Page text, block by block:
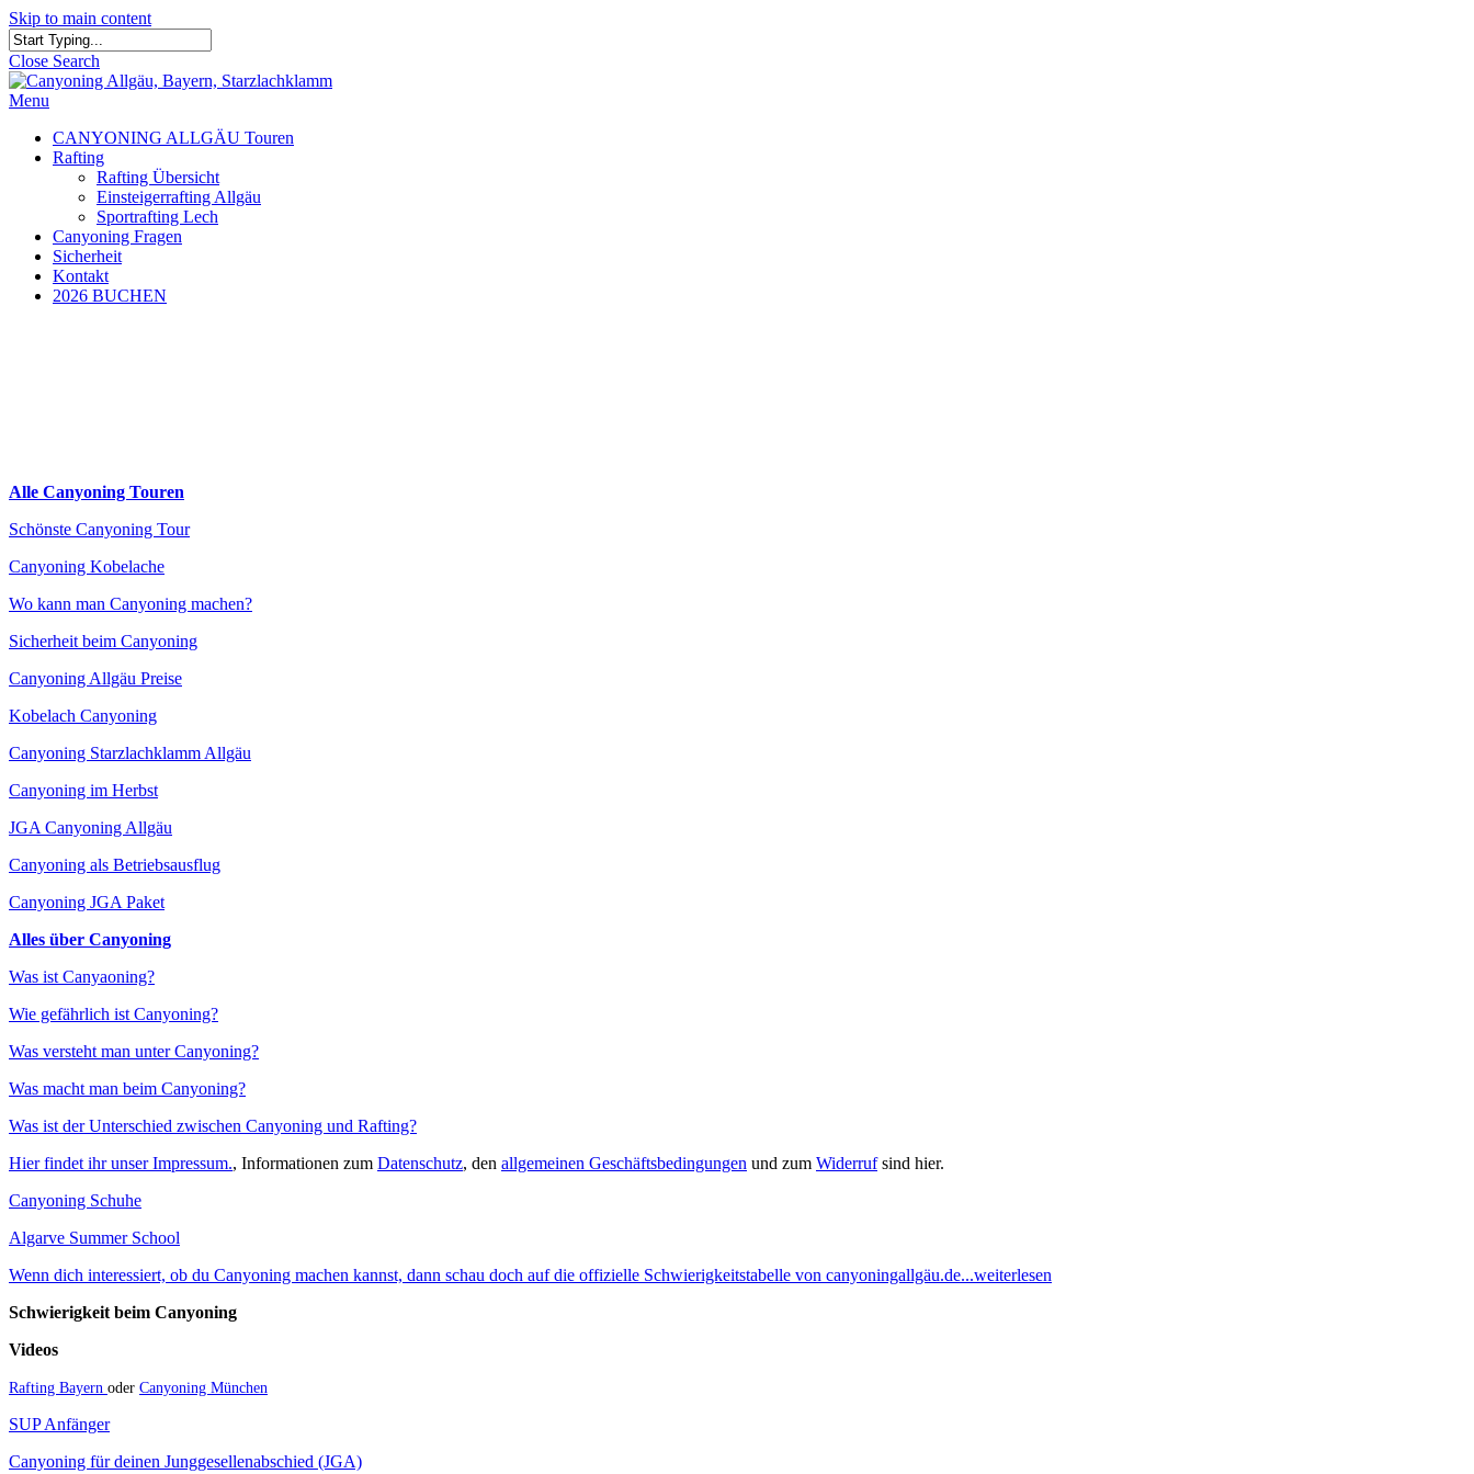
Skip to main content
Close Search
Menu
CANYONING ALLGÄU Touren
Rafting
Rafting Übersicht
Einsteigerrafting Allgäu
Sportrafting Lech
Canyoning Fragen
Sicherheit
Kontakt
2026 BUCHEN
Alle Canyoning Touren
Schönste Canyoning Tour
Canyoning Kobelache
Wo kann man Canyoning machen?
Sicherheit beim Canyoning
Canyoning Allgäu Preise
Kobelach Canyoning
Canyoning Starzlachklamm Allgäu
Canyoning im Herbst
JGA Canyoning Allgäu
Canyoning als Betriebsausflug
Canyoning JGA Paket
Alles über Canyoning
Was ist Canyaoning?
Wie gefährlich ist Canyoning?
Was versteht man unter Canyoning?
Was macht man beim Canyoning?
Was ist der Unterschied zwischen Canyoning und Rafting?
Hier findet ihr unser Impressum., Informationen zum Datenschutz, den allgemeinen Geschäftsbedingungen und zum Widerrufsind hier.
Canyoning Schuhe
Algarve Summer School
Wenn dich interessiert, ob du Canyoning machen kannst, dann schau doch auf die offizielle Schwierigkeitstabelle von canyoningallgäu.de...weiterlesen
Schwierigkeit beim Canyoning
Videos
Rafting Bayern oder Canyoning München
SUP Anfänger
Canyoning für deinen Junggesellenabschied (JGA)